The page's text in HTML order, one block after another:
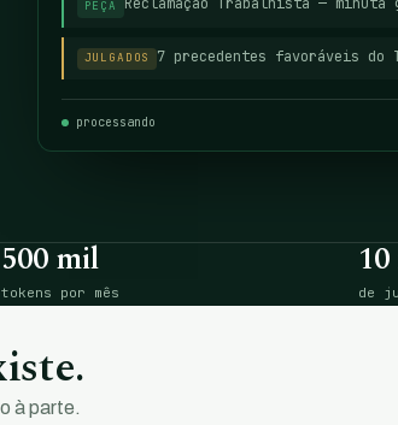
PEÇA
JULGADOS 7 precedentes favoráveis do
processando
500 mil
tokens por mês de
à parte.